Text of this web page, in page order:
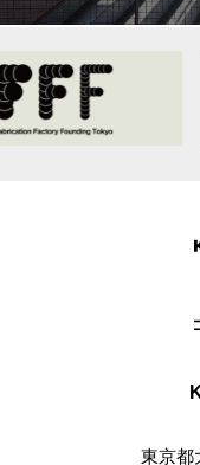
東京都